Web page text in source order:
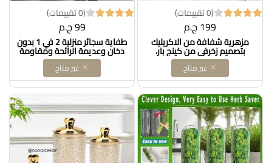
(0 تقييمات)
199 ج.م
مزهرية شفافة من الاكريليك
بتصميم زخرفي من كينج بار،
مزهرية شفافة، ديكور رف جميل
FOR IMPORT كود
B0BVZM9QG3
غير متاح
(0 تقييمات)
99 ج.م
طفاية سجائر منزلية 2 في 1 بدون
دخان وعديمة الرائحة ومقاومة
للرياح للمنزل والمكتب وسطح
الترابيزة والفناء الخارجي والشرفة
DOLLAR FOR IMPORT كود
B0BVV5PB67
غير متاح